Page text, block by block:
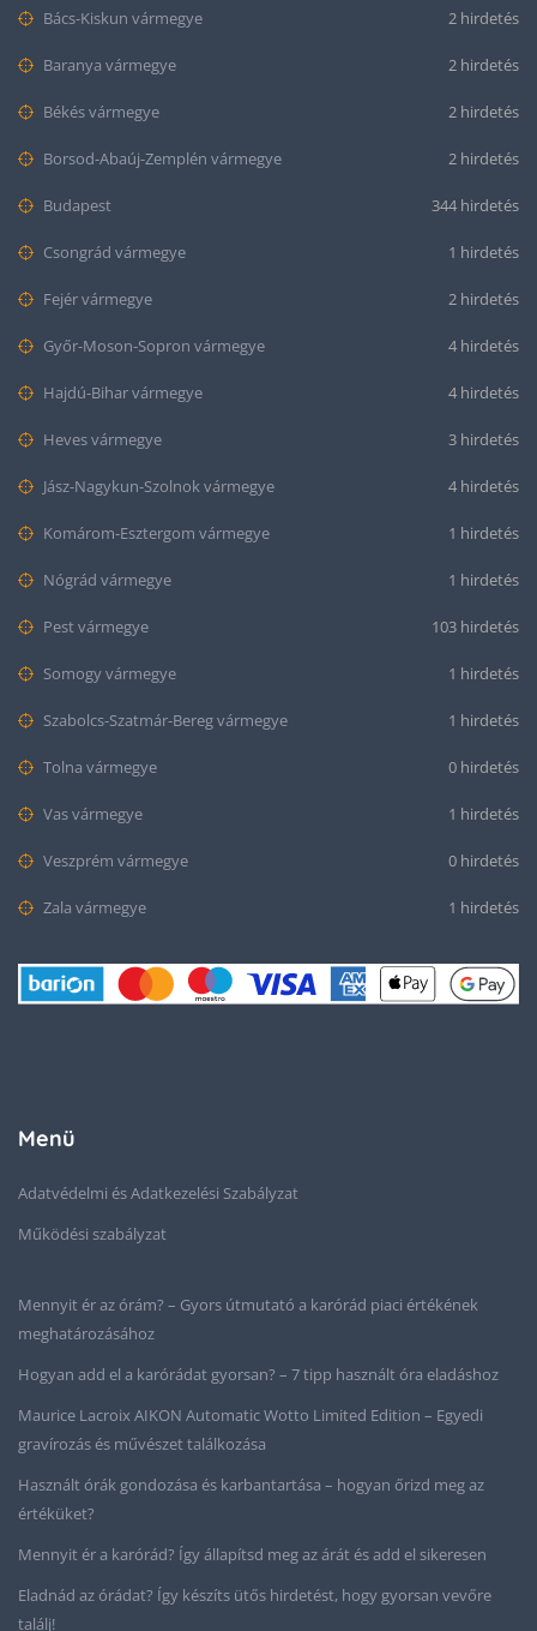
Bács-Kiskun vármegye 2 hirdetés
Baranya vármegye 2 hirdetés
Békés vármegye 2 hirdetés
Borsod-Abaúj-Zemplén vármegye 2 hirdetés
Budapest 344 hirdetés
Csongrád vármegye 1 hirdetés
Fejér vármegye 2 hirdetés
Győr-Moson-Sopron vármegye 4 hirdetés
Hajdú-Bihar vármegye 4 hirdetés
Heves vármegye 3 hirdetés
Jász-Nagykun-Szolnok vármegye 4 hirdetés
Komárom-Esztergom vármegye 1 hirdetés
Nógrád vármegye 1 hirdetés
Pest vármegye 103 hirdetés
Somogy vármegye 1 hirdetés
Szabolcs-Szatmár-Bereg vármegye 1 hirdetés
Tolna vármegye 0 hirdetés
Vas vármegye 1 hirdetés
Veszprém vármegye 0 hirdetés
Zala vármegye 1 hirdetés
Menü
Adatvédelmi és Adatkezelési Szabályzat
Működési szabályzat
Mennyit ér az órám? – Gyors útmutató a karórád piaci értékének
meghatározásához
Hogyan add el a karórádat gyorsan? – 7 tipp használt óra eladáshoz
Maurice Lacroix AIKON Automatic Wotto Limited Edition – Egyedi
gravírozás és művészet találkozása
Használt órák gondozása és karbantartása – hogyan őrizd meg az
értéküket?
Mennyit ér a karórád? Így állapítsd meg az árát és add el sikeresen
Eladnád az órádat? Így készíts ütős hirdetést, hogy gyorsan vevőre
találj!